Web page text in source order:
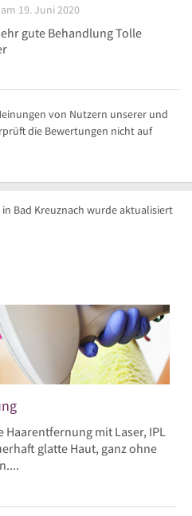
am 19. Juni 2020
gute Behandlung Tolle
von Nutzern unserer und
die Bewertungen nicht auf
Bad Kreuznach wurde aktualisiert
Haarentfernung mit Laser, IPL
glatte Haut, ganz ohne